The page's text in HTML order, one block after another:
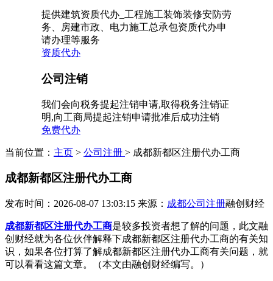
提供建筑资质代办_工程施工装饰装修安防劳
务、房建市政、电力施工总承包资质代办申
请办理等服务
资质代办
公司注销
我们会向税务提起注销申请,取得税务注销证
明,向工商局提起注销申请批准后成功注销
免费代办
当前位置： 主页 > 公司注册 > 成都新都区注册代办工商
成都新都区注册代办工商
发布时间：2026-08-07 13:03:15 来源： 成都公司注册融创财经
成都新都区注册代办工商是较多投资者想了解的问题，此文融
创财经就为各位伙伴解释下成都新都区注册代办工商的有关知
识，如果各位打算了解成都新都区注册代办工商有关问题，就
可以看看这篇文章。（本文由融创财经编写。）